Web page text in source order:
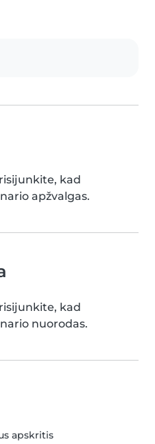
kad
apžvalgas.
kad
nuorodas.
apskritis